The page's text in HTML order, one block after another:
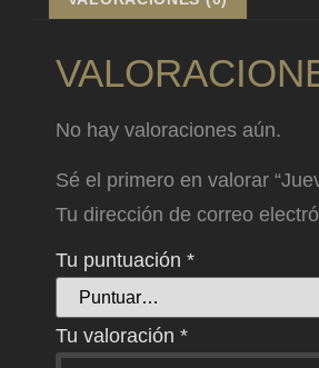
No hay valoraciones aún.
Sé el primero en valorar
Tu dirección de correo
Tu puntuación *
Tu valoración *